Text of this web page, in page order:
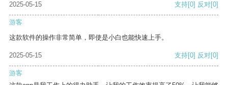
2025-05-15 支持[0] 反对[0]
游客
这款软件的操作非常简单，即使是小白也能快速上手。
2025-05-15 支持[0] 反对[0]
游客